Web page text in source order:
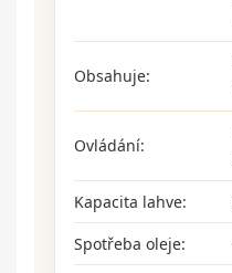
Obsahuje:
Ovládání:
Kapacita lahve:
Spotřeba oleje: